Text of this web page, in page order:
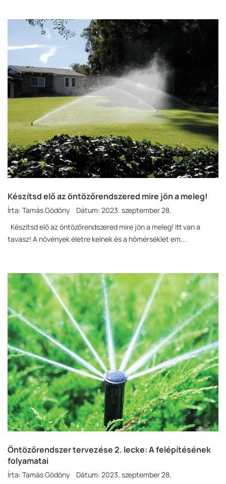
Készítsd elő az öntözőrendszered mire jön a meleg!
Írta: Tamás Gödöny Dátum: 2023. szeptember 28.
Készítsd elő az öntözőrendszered mire jön a meleg! Itt van a
tavasz! A növények életre kelnek és a hőmérséklet em...
Öntözőrendszer tervezése 2. lecke: A felépítésének
folyamatai
Írta: Tamás Gödöny Dátum: 2023. szeptember 28.